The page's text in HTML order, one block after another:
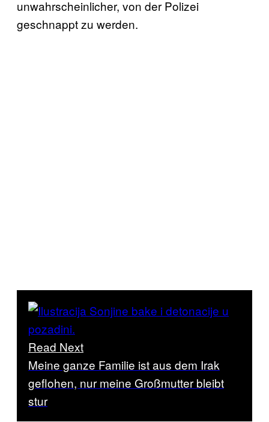
unwahrscheinlicher, von der Polizei
geschnappt zu werden.
Read Next
Meine ganze Familie ist aus dem Irak
geflohen, nur meine Großmutter bleibt
stur